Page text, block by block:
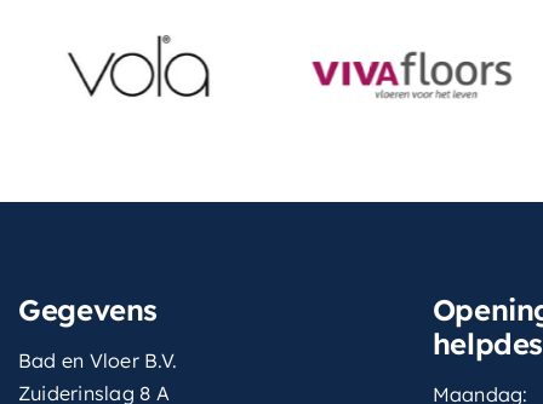
Gegevens
Bad en Vloer B.V.
Zuiderinslag 8 A
Maandag: